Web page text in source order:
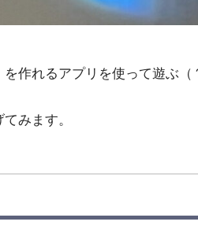
作れるアプリを使って遊ぶ（
みます。